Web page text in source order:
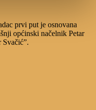
prvi put je osnovana
općinski načelnik Petar
Svačić”.